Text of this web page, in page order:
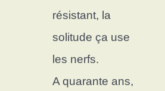
résistant, la
solitude ça use
les nerfs.
A quarante ans,